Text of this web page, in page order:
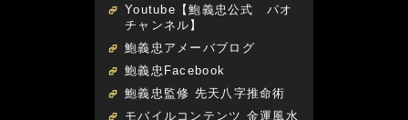
Youtube【鮑義忠公式 パオ
チャンネル】
鮑義忠アメーバブログ
鮑義忠Facebook
鮑義忠監修 先天八字推命術
モバイルコンテンツ 金運風水